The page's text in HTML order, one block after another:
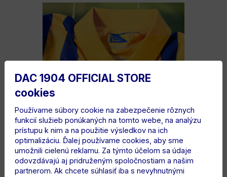
DAC 1904 OFFICIAL STORE
cookies
Používame súbory cookie na zabezpečenie rôznych
funkcií služieb ponúkaných na tomto webe, na analýzu
prístupu k nim a na použitie výsledkov na ich
optimalizáciu. Ďalej používame cookies, aby sme
umožnili cielenú reklamu. Za týmto účelom sa údaje
odovzdávajú aj pridruženým spoločnostiam a našim
partnerom. Ak chcete súhlasiť iba s nevyhnutnými